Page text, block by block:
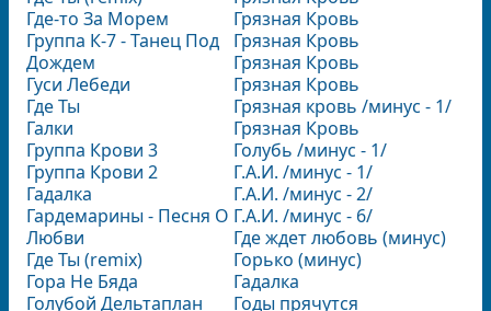
Где-то За Морем
Группа К-7 - Танец Под
Дождем
Гуси Лебеди
Где Ты
Галки
Группа Крови 3
Группа Крови 2
Гадалка
Гардемарины - Песня О
Любви
Где Ты (remix)
Гора Не Бяда
Голубой Дельтаплан
Грязная Кровь
Грязная Кровь
Грязная Кровь
Грязная Кровь
Грязная кровь /минус - 1/
Грязная Кровь
Голубь /минус - 1/
Г.А.И. /минус - 1/
Г.А.И. /минус - 2/
Г.А.И. /минус - 6/
Где ждет любовь (минус)
Горько (минус)
Гадалка
Годы прячутся